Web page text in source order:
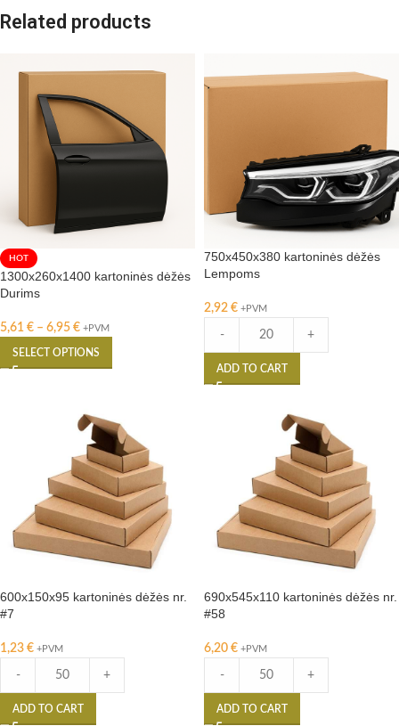
Related products
HOT
1300x260x1400 kartoninės dėžės
Durims
5,61 € – 6,95 € +PVM
SELECT OPTIONS
750x450x380 kartoninės dėžės
Lempoms
2,92 € +PVM
- +
ADD TO CART
600x150x95 kartoninės dėžės nr.
#7
1,23 € +PVM
- +
ADD TO CART
690x545x110 kartoninės dėžės nr.
#58
6,20 € +PVM
- +
ADD TO CART